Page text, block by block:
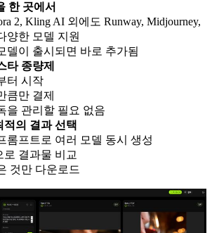
한 곳에서
2, Kling AI 외에도 Runway, Midjourney,
양한 모델 지원
델이 출시되면 바로 추가됨
타 종량제
터 시작
큼만 결제
을 관리할 필요 없음
적의 결과 선택
롬프트로 여러 모델 동시 생성
로 결과물 비교
것만 다운로드